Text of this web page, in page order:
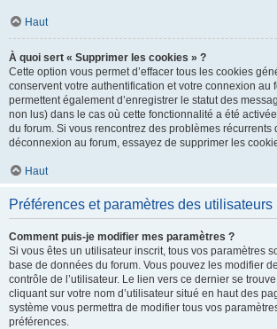
Haut
À quoi sert « Supprimer les cookies » ?
Cette option vous permet d’effacer tous les cookies
conservent votre authentification et votre connexion au
permettent également d’enregistrer le statut des
non lus) dans le cas où cette fonctionnalité a été
du forum. Si vous rencontrez des problèmes récurrents
déconnexion au forum, essayez de supprimer les
Haut
Préférences et paramètres des utilisateurs
Comment puis-je modifier mes paramètres ?
Si vous êtes un utilisateur inscrit, tous vos paramètres
base de données du forum. Vous pouvez les modifier
contrôle de l’utilisateur. Le lien vers ce dernier se
cliquant sur votre nom d’utilisateur situé en haut des
système vous permettra de modifier tous vos
préférences.